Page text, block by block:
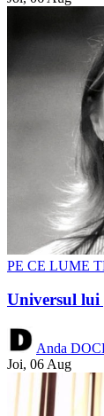
PE CE LUME
Universul lui
Anda
Joi, 06 Aug